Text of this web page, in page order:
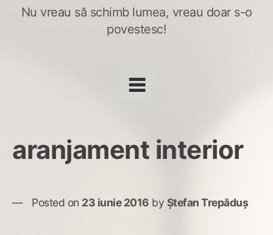
Nu vreau să schimb lumea, vreau doar s-o
povestesc!
aranjament interior
Posted on 23 iunie 2016 by Ștefan Trepăduș